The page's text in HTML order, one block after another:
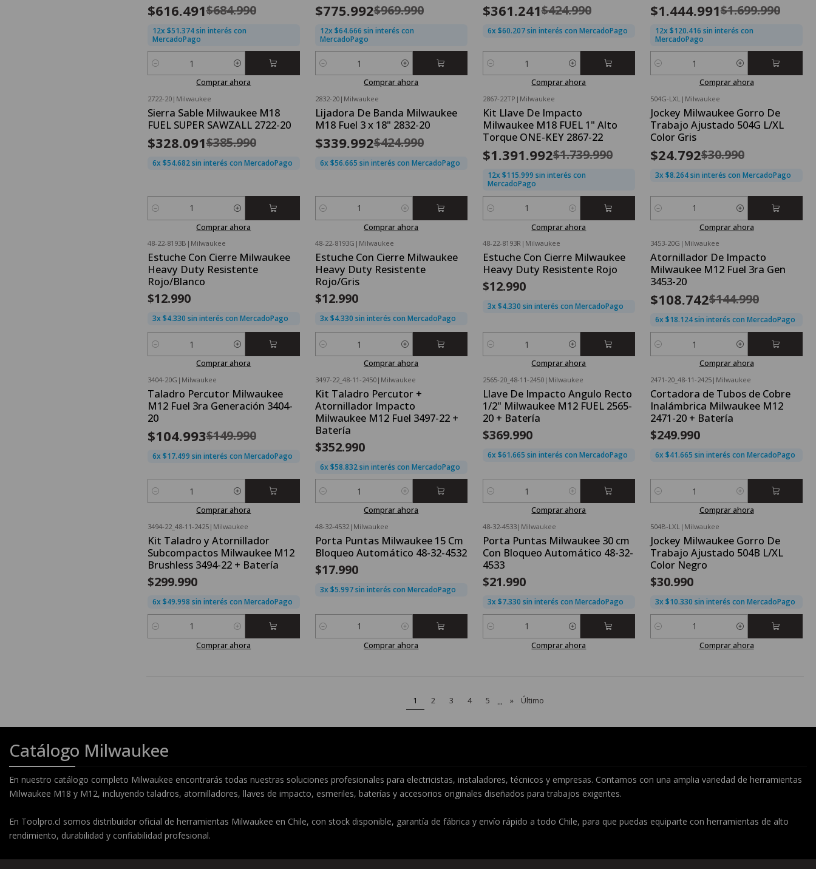
$616.491$684.990
12x $51.374 sin interés con
MercadoPago
Cantidad
Comprar ahora
$775.992$969.990
12x $64.666 sin interés con
MercadoPago
Cantidad
Comprar ahora
$361.241$424.990
6x $60.207 sin interés con MercadoPago
Cantidad
Comprar ahora
$1.444.991$1.699.990
12x $120.416 sin interés con
MercadoPago
Cantidad
Comprar ahora
OFERTA FLASH⚡
-15%OFF
Nuevo
2722-20| Milwaukee
Sierra Sable Milwaukee M18
FUEL SUPER SAWZALL 2722-20
$328.091$385.990
6x $54.682 sin interés con MercadoPago
Cantidad
Comprar ahora
OFERTA FLASH⚡
-20%OFF
Nuevo
2832-20| Milwaukee
Lijadora De Banda Milwaukee
M18 Fuel 3 x 18" 2832-20
$339.992$424.990
6x $56.665 sin interés con MercadoPago
Cantidad
Comprar ahora
OFERTA FLASH⚡
-20%OFF
2867-22TP | Milwaukee
Kit Llave De Impacto
Milwaukee M18 FUEL 1" Alto
Torque ONE-KEY 2867-22
$1.391.992$1.739.990
12x $115.999 sin interés con
MercadoPago
Cantidad
Comprar ahora
OFERTA FLASH⚡
-20%OFF
504G-LXL| Milwaukee
Jockey Milwaukee Gorro De
Trabajo Ajustado 504G L/XL
Color Gris
$24.792$30.990
3x $8.264 sin interés con MercadoPago
Cantidad
Comprar ahora
48-22-8193B | Milwaukee
Estuche Con Cierre Milwaukee
Heavy Duty Resistente
Rojo/Blanco
$12.990
3x $4.330 sin interés con MercadoPago
Cantidad
Comprar ahora
48-22-8193G | Milwaukee
Estuche Con Cierre Milwaukee
Heavy Duty Resistente
Rojo/Gris
$12.990
3x $4.330 sin interés con MercadoPago
Cantidad
Comprar ahora
48-22-8193R | Milwaukee
Estuche Con Cierre Milwaukee
Heavy Duty Resistente Rojo
$12.990
3x $4.330 sin interés con MercadoPago
Cantidad
Comprar ahora
OFERTA FLASH⚡
-25%OFF
3453-20G | Milwaukee
Atornillador De Impacto
Milwaukee M12 Fuel 3ra Gen
3453-20
$108.742$144.990
6x $18.124 sin interés con MercadoPago
Cantidad
Comprar ahora
OFERTA FLASH⚡
-30%OFF
3404-20G | Milwaukee
Taladro Percutor Milwaukee
M12 Fuel 3ra Generación 3404-
20
$104.993$149.990
6x $17.499 sin interés con MercadoPago
Cantidad
Comprar ahora
3497-22_48-11-2450| Milwaukee
Kit Taladro Percutor +
Atornillador Impacto
Milwaukee M12 Fuel 3497-22 +
Batería
$352.990
6x $58.832 sin interés con MercadoPago
Cantidad
Comprar ahora
2565-20_48-11-2450| Milwaukee
Llave De Impacto Angulo Recto
1/2" Milwaukee M12 FUEL 2565-
20 + Batería
$369.990
6x $61.665 sin interés con MercadoPago
Cantidad
Comprar ahora
2471-20_48-11-2425| Milwaukee
Cortadora de Tubos de Cobre
Inalámbrica Milwaukee M12
2471-20 + Batería
$249.990
6x $41.665 sin interés con MercadoPago
Cantidad
Comprar ahora
3494-22_48-11-2425| Milwaukee
Kit Taladro y Atornillador
Subcompactos Milwaukee M12
Brushless 3494-22 + Batería
$299.990
6x $49.998 sin interés con MercadoPago
Cantidad
Comprar ahora
48-32-4532| Milwaukee
Porta Puntas Milwaukee 15 Cm
Bloqueo Automático 48-32-4532
$17.990
3x $5.997 sin interés con MercadoPago
Cantidad
Comprar ahora
48-32-4533| Milwaukee
Porta Puntas Milwaukee 30 cm
Con Bloqueo Automático 48-32-
4533
$21.990
3x $7.330 sin interés con MercadoPago
Cantidad
Comprar ahora
504B-LXL| Milwaukee
Jockey Milwaukee Gorro De
Trabajo Ajustado 504B L/XL
Color Negro
$30.990
3x $10.330 sin interés con MercadoPago
Cantidad
Comprar ahora
1 2 3 4 5 ... » Último
Catálogo Milwaukee
En nuestro catálogo completo Milwaukee encontrarás todas nuestras soluciones profesionales para electricistas, instaladores, técnicos y empresas. Contamos con una amplia variedad de herramientas
Milwaukee M18 y M12, incluyendo taladros, atornilladores, llaves de impacto, esmeriles, baterías y accesorios originales diseñados para trabajos exigentes.
En Toolpro.cl somos distribuidor oficial de herramientas Milwaukee en Chile, con stock disponible, garantía de fábrica y envío rápido a todo Chile, para que puedas equiparte con herramientas de alto
rendimiento, durabilidad y confiabilidad profesional.